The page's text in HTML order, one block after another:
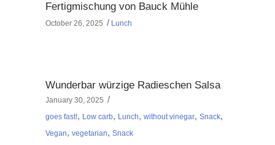
Fertigmischung von Bauck Mühle
October 26, 2025 Lunch
Wunderbar würzige Radieschen Salsa
January 30, 2025
goes fast!, Low carb, Lunch, without vinegar, Snack,
Vegan, vegetarian, Snack